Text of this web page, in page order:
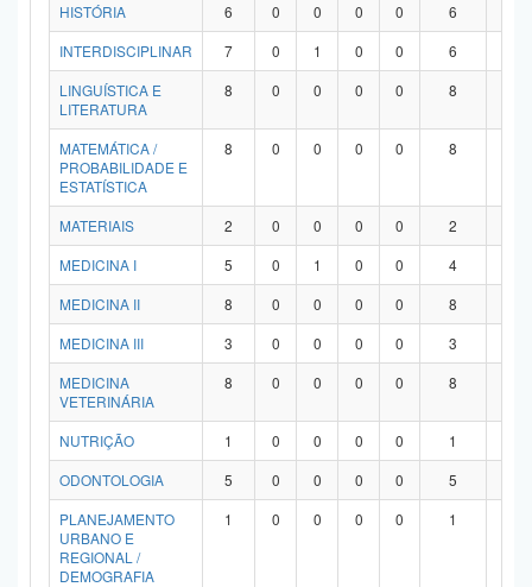
HISTÓRIA
6 0 0 0 0 6
INTERDISCIPLINAR
7 0 1 0 0 6
LINGUÍSTICA E
LITERATURA
8 0 0 0 0 8
MATEMÁTICA /
PROBABILIDADE E
ESTATÍSTICA
8 0 0 0 0 8
MATERIAIS 2 0 0 0 0 2
MEDICINA I
5 0 1 0 0 4
MEDICINA II
8 0 0 0 0 8
MEDICINA III
3 0 0 0 0 3
MEDICINA
VETERINÁRIA
8 0 0 0 0 8
NUTRIÇÃO 1 0 0 0 0 1
ODONTOLOGIA
5 0 0 0 0 5
PLANEJAMENTO
URBANO E
REGIONAL /
DEMOGRAFIA
1 0 0 0 0 1